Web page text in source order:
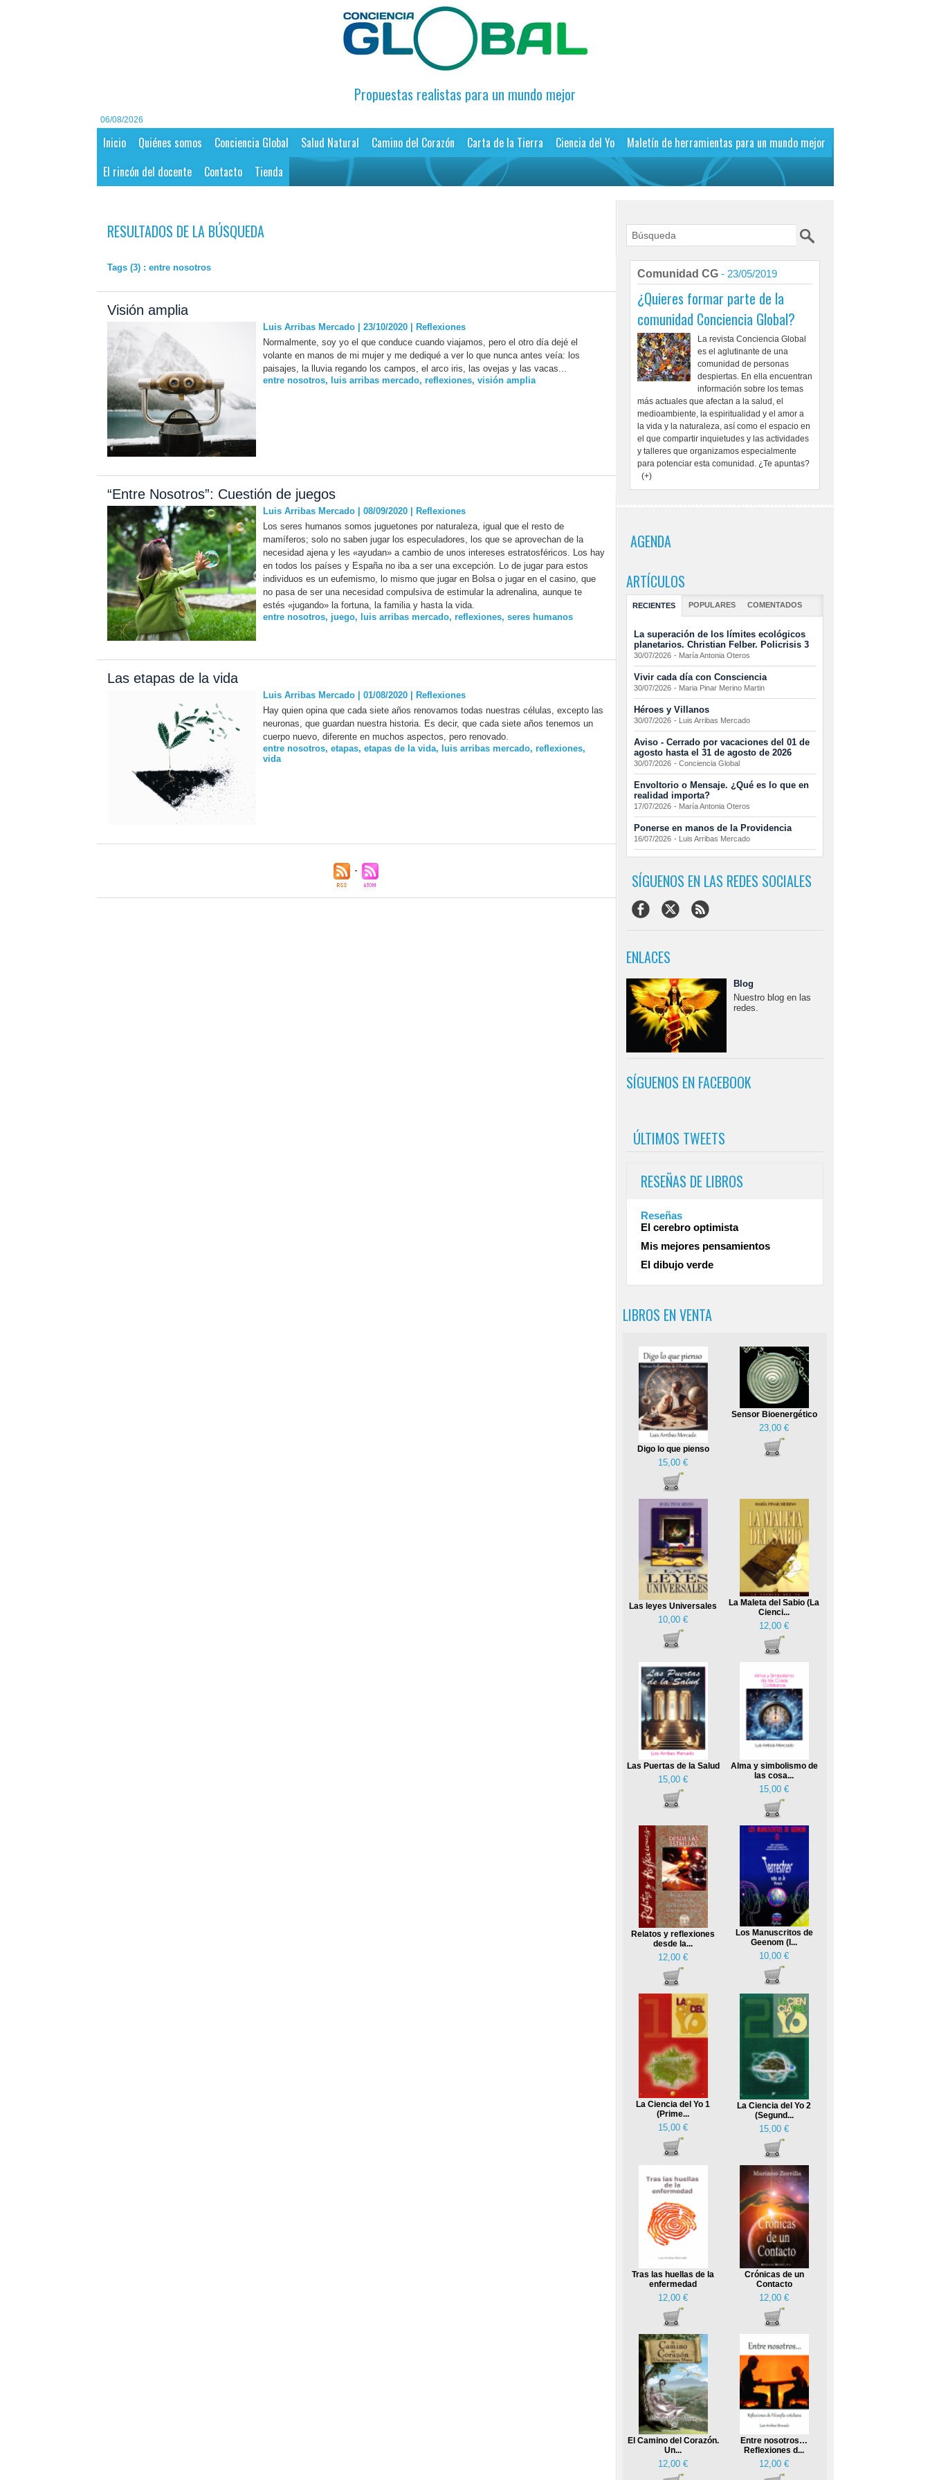
Propuestas realistas para un mundo mejor
06/08/2026
Inicio Quiénes somos Conciencia Global Salud Natural Camino del Corazón Carta de la Tierra Ciencia del Yo
Maletín de herramientas para un mundo mejor
El rincón del docente
Contacto Tienda
RESULTADOS DE LA BÚSQUEDA
Tags (3) : entre nosotros
Visión amplia
Luis Arribas Mercado | 23/10/2020|
Reflexiones
Normalmente, soy yo el que conduce cuando viajamos, pero el otro día dejé el
volante en manos de mi mujer y me dediqué a ver lo que nunca antes veía: los
paisajes, la lluvia regando los campos, el arco iris, las ovejas y las vacas...
entre nosotros, luis arribas mercado, reflexiones, visión amplia
“Entre Nosotros”: Cuestión de juegos
Luis Arribas Mercado | 08/09/2020|
Reflexiones
Los seres humanos somos juguetones por naturaleza, igual que el resto de
mamíferos; solo no saben jugar los especuladores, los que se aprovechan de la
necesidad ajena y les «ayudan» a cambio de unos intereses estratosféricos. Los hay
en todos los países y España no iba a ser una excepción. Lo de jugar para estos
individuos es un eufemismo, lo mismo que jugar en Bolsa o jugar en el casino, que
no pasa de ser una necesidad compulsiva de estimular la adrenalina, aunque te
estés «jugando» la fortuna, la familia y hasta la vida.
entre nosotros, juego, luis arribas mercado, reflexiones, seres humanos
Las etapas de la vida
Luis Arribas Mercado | 01/08/2020|
Reflexiones
Hay quien opina que cada siete años renovamos todas nuestras células, excepto las
neuronas, que guardan nuestra historia. Es decir, que cada siete años tenemos un
cuerpo nuevo, diferente en muchos aspectos, pero renovado.
entre nosotros, etapas, etapas de la vida, luis arribas mercado, reflexiones,
vida
Comunidad CG - 23/05/2019
¿Quieres formar parte de la
comunidad Conciencia Global?
La revista Conciencia Global
es el aglutinante de una
comunidad de personas
despiertas. En ella encuentran
información sobre los temas
más actuales que afectan a la salud, el
medioambiente, la espiritualidad y el amor a
la vida y la naturaleza, así como el espacio en
el que compartir inquietudes y las actividades
y talleres que organizamos especialmente
para potenciar esta comunidad. ¿Te apuntas?
(+)
AGENDA
ARTÍCULOS
RECIENTES POPULARES COMENTADOS
La superación de los límites ecológicos
planetarios. Christian Felber. Policrisis 3
30/07/2026 - María Antonia Oteros
Vivir cada día con Consciencia
30/07/2026 - Maria Pinar Merino Martin
Héroes y Villanos
30/07/2026 - Luis Arribas Mercado
Aviso - Cerrado por vacaciones del 01 de
agosto hasta el 31 de agosto de 2026
30/07/2026 - Conciencia Global
Envoltorio o Mensaje. ¿Qué es lo que en
realidad importa?
17/07/2026 - María Antonia Oteros
Ponerse en manos de la Providencia
16/07/2026 - Luis Arribas Mercado
SÍGUENOS EN LAS REDES SOCIALES
ENLACES
Blog
Nuestro blog en las
redes.
SÍGUENOS EN FACEBOOK
ÚLTIMOS TWEETS
RESEÑAS DE LIBROS
Reseñas
El cerebro optimista
Mis mejores pensamientos
El dibujo verde
LIBROS EN VENTA
Digo lo que pienso
15,00 €
Sensor Bioenergético
23,00 €
Las leyes Universales
10,00 €
La Maleta del Sabio (La
Cienci...
12,00 €
Las Puertas de la Salud
15,00 €
Alma y simbolismo de
las cosa...
15,00 €
Relatos y reflexiones
desde la...
12,00 €
Los Manuscritos de
Geenom (I...
10,00 €
La Ciencia del Yo 1
(Prime...
15,00 €
La Ciencia del Yo 2
(Segund...
15,00 €
Tras las huellas de la
enfermedad
12,00 €
Crónicas de un
Contacto
12,00 €
El Camino del Corazón.
Un...
12,00 €
Entre nosotros…
Reflexiones d...
12,00 €